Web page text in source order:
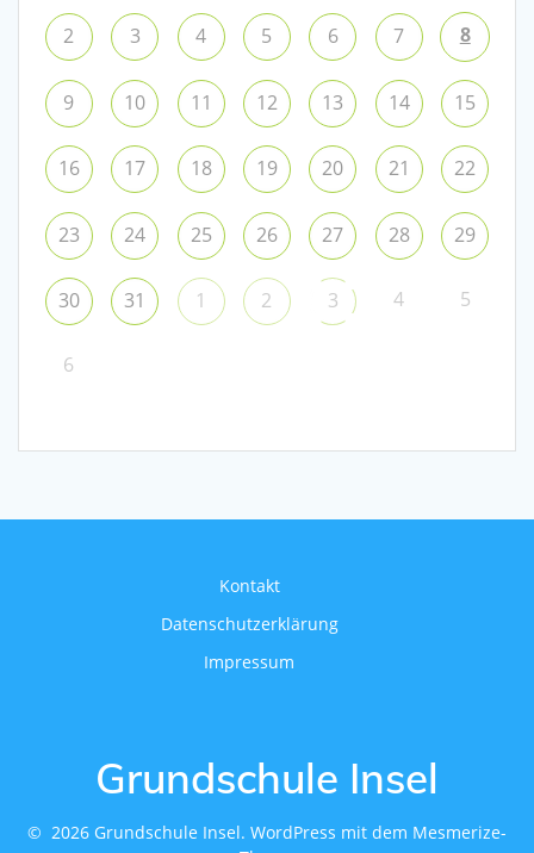
2 3 4 5 6 7 8
9 10 11 12 13 14 15
16 17 18 19 20 21 22
23 24 25 26 27 28 29
30 31 1 2 3 4 5
6
Kontakt
Datenschutzerklärung
Impressum
Grundschule Insel
© 2026 Grundschule Insel. WordPress mit dem Mesmerize-